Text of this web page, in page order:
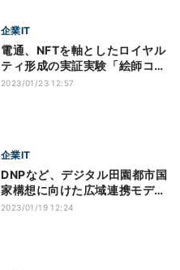
企業IT
電通、NFTを軸としたロイヤル
ティ形成の実証実験「絵師コレ
クション」開始
2023/01/23 12:57
企業IT
DNPなど、デジタル田園都市国
家構想に向けた広域連携モデル
を三重県で構築
2023/01/19 12:24